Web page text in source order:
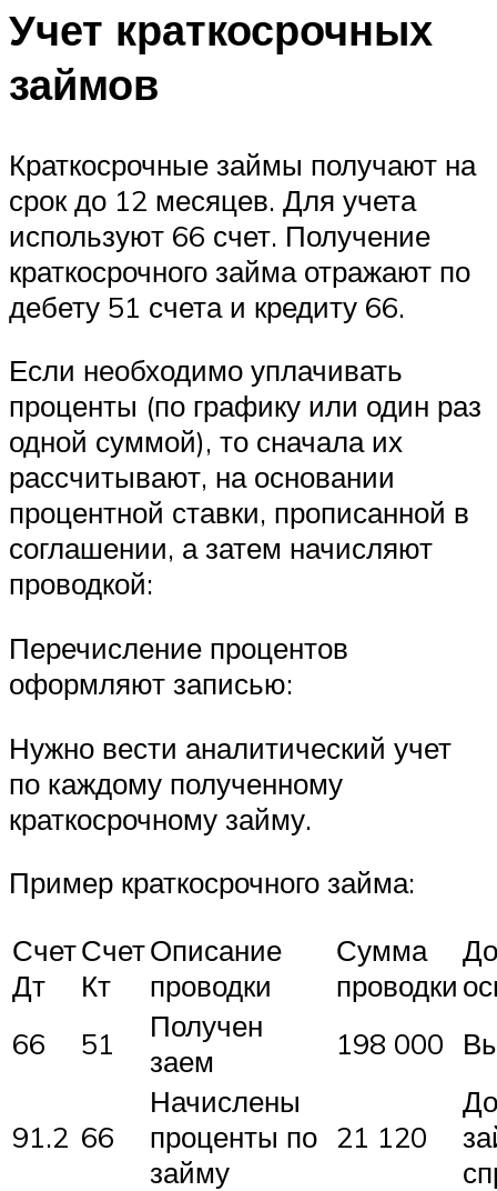
Учет краткосрочных
займов
Краткосрочные займы получают на
срок до 12 месяцев. Для учета
используют 66 счет. Получение
краткосрочного займа отражают по
дебету 51 счета и кредиту 66.
Если необходимо уплачивать
проценты (по графику или один раз
одной суммой), то сначала их
рассчитывают, на основании
процентной ставки, прописанной в
соглашении, а затем начисляют
проводкой:
Перечисление процентов
оформляют записью:
Нужно вести аналитический учет
по каждому полученному
краткосрочному займу.
Пример краткосрочного займа:
Счет
Дт
Счет
Кт
Описание
проводки
Сумма
проводки
66
51
Получен
заем
198 000
91.2 66
Начислены
проценты по
займу
21 120